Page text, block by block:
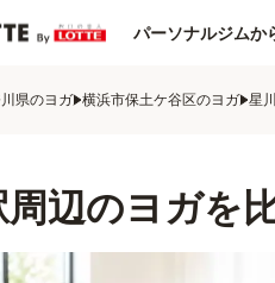
パーソナルジムか
県のヨガ 横浜市保土ケ谷区のヨガ 星
辺のヨガを